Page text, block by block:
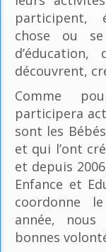
participent,
chose ou
découvrent,
Comme
participera
sont les
et qui l’ont
et depuis
Enfance et
coordonne
année,
bonnes